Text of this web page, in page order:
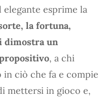
elegante esprime la
la fortuna,
dimostra un
, a chi
ciò che fa e compie
mettersi in gioco e,